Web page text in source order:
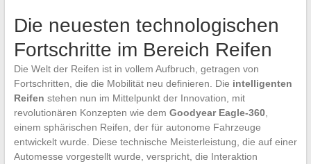
Die neuesten technologischen
Fortschritte im Bereich Reifen
Die Welt der Reifen ist in vollem Aufbruch, getragen von
Fortschritten, die die Mobilität neu definieren. Die intelligenten
Reifen stehen nun im Mittelpunkt der Innovation, mit
revolutionären Konzepten wie dem Goodyear Eagle-360,
einem sphärischen Reifen, der für autonome Fahrzeuge
entwickelt wurde. Diese technische Meisterleistung, die auf einer
Automesse vorgestellt wurde, verspricht, die Interaktion